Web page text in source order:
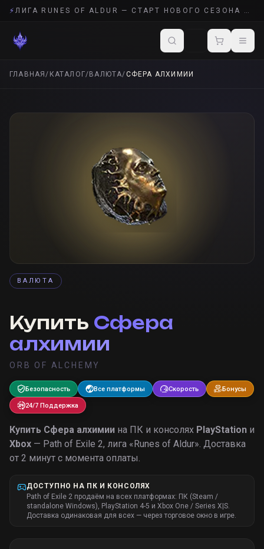
⚡ ЛИГА RUNES OF ALDUR — СТАРТ НОВОГО СЕЗОНА POE 2
ГЛАВНАЯ/ КАТАЛОГ/ ВАЛЮТА/СФЕРА АЛХИМИИ
ВАЛЮТА
Купить Сфера
алхимии
ORB OF ALCHEMY
Безопасность Все платформы Скорость Бонусы
24/7 Поддержка
Купить Сфера алхимии на ПК и консолях PlayStation и
Xbox — Path of Exile 2, лига «Runes of Aldur». Доставка
от 2 минут с момента оплаты.
ДОСТУПНО НА ПК И КОНСОЛЯХ
Path of Exile 2 продаём на всех платформах: ПК (Steam /
standalone Windows), PlayStation 4-5 и Xbox One / Series X|S.
Доставка одинаковая для всех — через торговое окно в игре.